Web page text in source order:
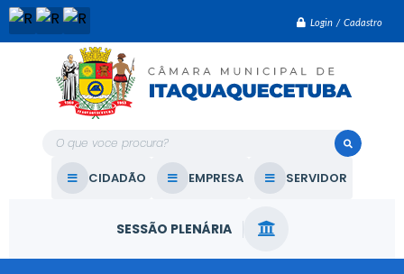
Login / Cadastro
O que voce procura?
CIDADÃO EMPRESA SERVIDOR
SESSÃO PLENÁRIA